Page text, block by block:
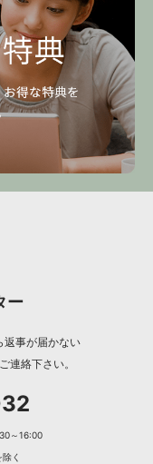
ー
返事が届かない
連絡下さい。
～16:00
く